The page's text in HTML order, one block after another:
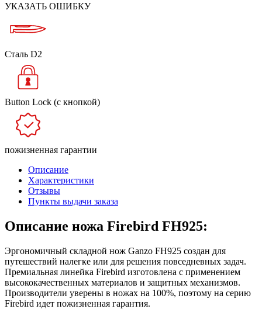
УКАЗАТЬ ОШИБКУ
Сталь D2
Button Lock (с кнопкой)
пожизненная гарантии
Описание
Характеристики
Отзывы
Пункты выдачи заказа
Описание ножа Firebird FH925:
Эргономичный складной нож Ganzo FH925 создан для
путешествий налегке или для решения повседневных задач.
Премиальная линейка Firebird изготовлена с применением
высококачественных материалов и защитных механизмов.
Производители уверены в ножах на 100%, поэтому на серию
Firebird идет пожизненная гарантия.